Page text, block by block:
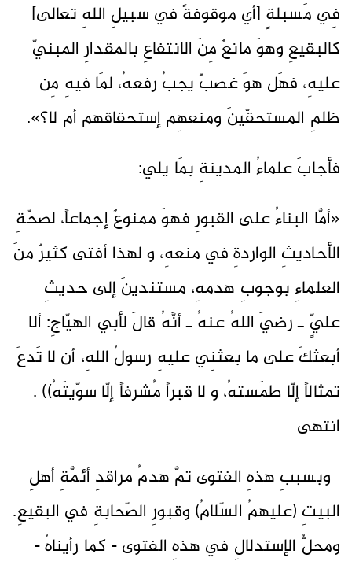
فِي مَسبلةٍ [أي موقوفةً في سبيلِ اللهِ تعالى]
كالبقيعِ وهوَ مانعٌ مِنَ الانتفاعِ بالمقدارِ المبنيّ
عليهِ، فهَل هوَ غصبٌ يجبُ رفعهُ، لمَا فيهِ مِن
ظلمِ المستحقّينَ ومنعهِم إستحقاقهم أم لا؟».
فأجابَ علماءُ المدينةِ بمَا يلي:
«أمَّا البناءُ على القبورِ فهوَ ممنوعٌ إجماعاً، لصحّةِ
الأحاديثِ الواردةِ في منعهِ، و لهذا أفتى كثيرٌ منَ
العلماءِ بوجوبِ هدمهِ، مستندينَ إلى حديثِ
عليٍّ ـ رضيَ اللهُ عنهُ ـ أنَّهُ قالَ لأبي الهيّاجِ: ألا
أبعثكَ على ما بعثنِي عليهِ رسولُ اللهِ، أن لا تَدعَ
تمثالاً إلّا طمَستهُ، و لا قبراً مُشرفاً إلّا سوّيتَهُ)) .
انتهى
وبسببِ هذهِ الفتوى تمَّ هدمُ مراقدِ أئمَّةِ أهلِ
البيتِ (عليهمُ السّلامُ) وقبورِ الصّحابةِ في البقيعِ.
ومحلُّ الإستدلالِ في هذهِ الفتوى - كما رأيناهُ -